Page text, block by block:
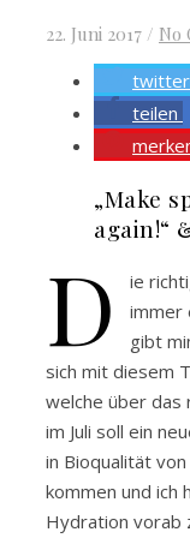
22. Juni 2017 / No
teilen
„Make
again!“
D
ie
immer
gibt
sich mit diesem
welche über das
im Juli soll ein
in Bioqualität
kommen und ich
Hydration vorab